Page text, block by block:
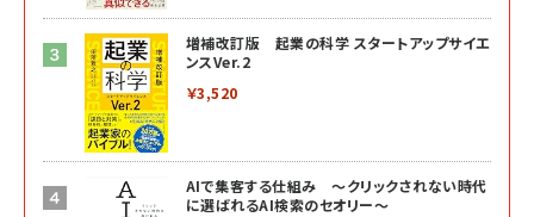
増補改訂版 起業の科学 スタートアップサイエ
ンスVer.2
￥3,520
AIで集客する仕組み ～クリックされない時代
に選ばれるAI検索のセオリー～